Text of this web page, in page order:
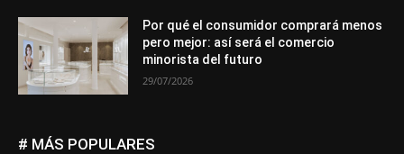
Por qué el consumidor comprará menos
pero mejor: así será el comercio
minorista del futuro
29/07/2026
# MÁS POPULARES